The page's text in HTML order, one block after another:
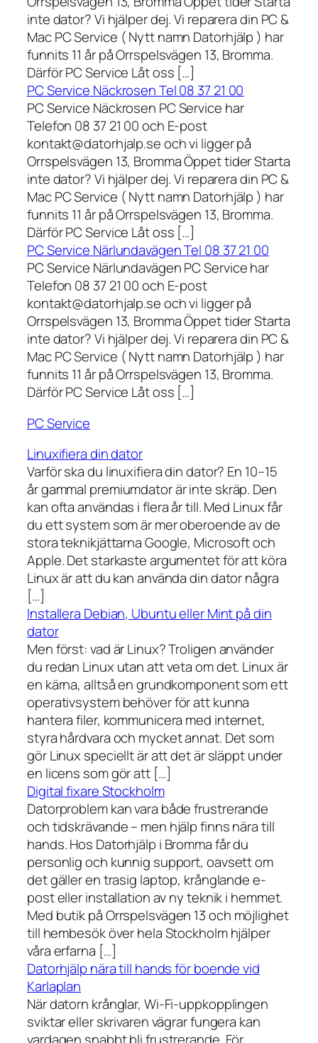
inte dator? Vi hjälper dej. Vi reparera din PC &
Mac PC Service ( Nytt namn Datorhjälp ) har
funnits 11 år på Orrspelsvägen 13, Bromma.
Därför PC Service Låt oss […]
PC Service Näckrosen Tel 08 37 21 00
PC Service Näckrosen PC Service har
Telefon 08 37 21 00 och E-post
kontakt@datorhjalp.se och vi ligger på
Orrspelsvägen 13, Bromma Öppet tider Starta
inte dator? Vi hjälper dej. Vi reparera din PC &
Mac PC Service ( Nytt namn Datorhjälp ) har
funnits 11 år på Orrspelsvägen 13, Bromma.
Därför PC Service Låt oss […]
PC Service Närlundavägen Tel 08 37 21 00
PC Service Närlundavägen PC Service har
Telefon 08 37 21 00 och E-post
kontakt@datorhjalp.se och vi ligger på
Orrspelsvägen 13, Bromma Öppet tider Starta
inte dator? Vi hjälper dej. Vi reparera din PC &
Mac PC Service ( Nytt namn Datorhjälp ) har
funnits 11 år på Orrspelsvägen 13, Bromma.
Därför PC Service Låt oss […]
PC Service
Linuxifiera din dator
Varför ska du linuxifiera din dator? En 10–15
år gammal premiumdator är inte skräp. Den
kan ofta användas i flera år till. Med Linux får
du ett system som är mer oberoende av de
stora teknikjättarna Google, Microsoft och
Apple. Det starkaste argumentet för att köra
Linux är att du kan använda din dator några
[…]
Installera Debian, Ubuntu eller Mint på din
dator
Men först: vad är Linux? Troligen använder
du redan Linux utan att veta om det. Linux är
en kärna, alltså en grundkomponent som ett
operativsystem behöver för att kunna
hantera filer, kommunicera med internet,
styra hårdvara och mycket annat. Det som
gör Linux speciellt är att det är släppt under
en licens som gör att […]
Digital fixare Stockholm
Datorproblem kan vara både frustrerande
och tidskrävande – men hjälp finns nära till
hands. Hos Datorhjälp i Bromma får du
personlig och kunnig support, oavsett om
det gäller en trasig laptop, krånglande e-
post eller installation av ny teknik i hemmet.
Med butik på Orrspelsvägen 13 och möjlighet
till hembesök över hela Stockholm hjälper
våra erfarna […]
Datorhjälp nära till hands för boende vid
Karlaplan
När datorn krånglar, Wi-Fi-uppkopplingen
sviktar eller skrivaren vägrar fungera kan